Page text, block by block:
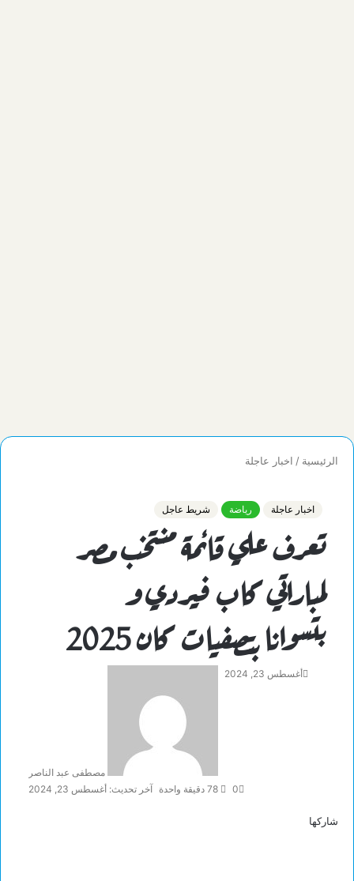
الرئيسية / اخبار عاجلة
اخبار عاجلة رياضة شريط عاجل
تعرف علي قائمة منتخب مصر
لمباراتي كاب فيردي و
بتسوانا بتصفيات كان 2025
مصطفى عبد الناصر
أغسطس 23, 2024
آخر تحديث: أغسطس 23, 2024 0 دقيقة واحدة
شاركها